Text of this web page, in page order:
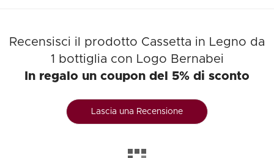
Recensisci il prodotto Cassetta in Legno da
1 bottiglia con Logo Bernabei
In regalo un coupon del 5% di sconto
Lascia una Recensione